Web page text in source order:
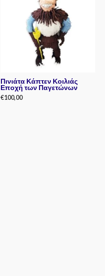
Πινιάτα Κάπτεν Κοιλιάς
Εποχή των Παγετώνων
€100,00